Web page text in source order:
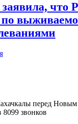
что
перед Новым
звонков